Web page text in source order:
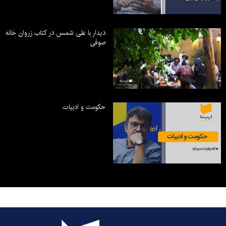
دیدار با علی شمس در کتاب زروان خانه
صوفی
حکومت و ادبیات